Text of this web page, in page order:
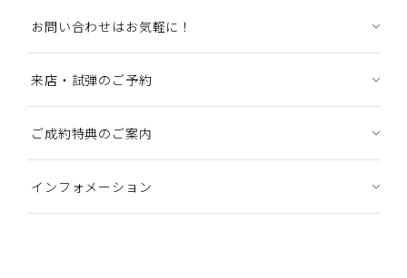
お問い合わせはお気軽に！
来店・試弾のご予約
ご成約特典のご案内
インフォメーション